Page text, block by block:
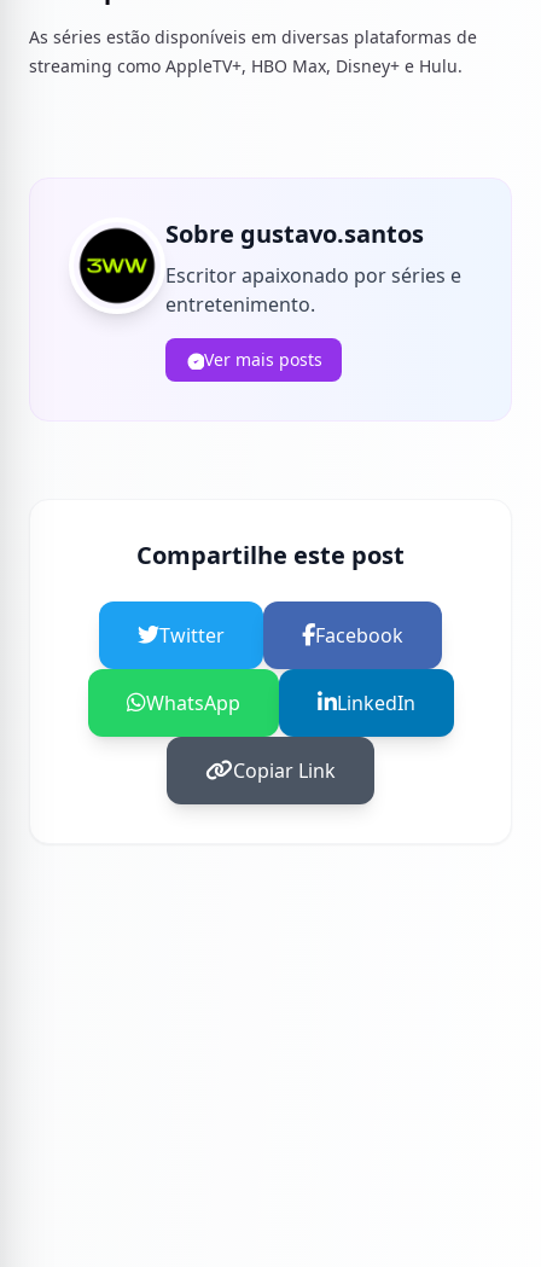
As séries estão disponíveis em diversas plataformas de
streaming como AppleTV+, HBO Max, Disney+ e Hulu.
Sobre gustavo.santos
Escritor apaixonado por séries e
entretenimento.
Ver mais posts
Compartilhe este post
Twitter Facebook
WhatsApp LinkedIn
Copiar Link